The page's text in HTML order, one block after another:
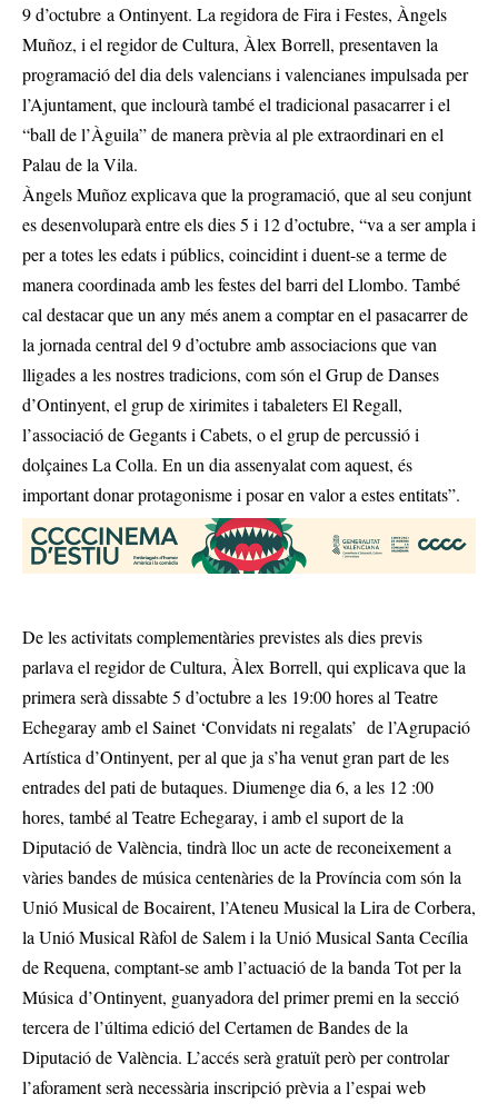
9 d’octubre a Ontinyent. La regidora de Fira i Festes, Àngels
Muñoz, i el regidor de Cultura, Àlex Borrell, presentaven la
programació del dia dels valencians i valencianes impulsada per
l’Ajuntament, que inclourà també el tradicional pasacarrer i el
“ball de l’Àguila” de manera prèvia al ple extraordinari en el
Palau de la Vila.
Àngels Muñoz explicava que la programació, que al seu conjunt
es desenvoluparà entre els dies 5 i 12 d’octubre, “va a ser ampla i
per a totes les edats i públics, coincidint i duent-se a terme de
manera coordinada amb les festes del barri del Llombo. També
cal destacar que un any més anem a comptar en el pasacarrer de
la jornada central del 9 d’octubre amb associacions que van
lligades a les nostres tradicions, com són el Grup de Danses
d’Ontinyent, el grup de xirimites i tabaleters El Regall,
l’associació de Gegants i Cabets, o el grup de percussió i
dolçaines La Colla. En un dia assenyalat com aquest, és
important donar protagonisme i posar en valor a estes entitats”.
De les activitats complementàries previstes als dies previs
parlava el regidor de Cultura, Àlex Borrell, qui explicava que la
primera serà dissabte 5 d’octubre a les 19:00 hores al Teatre
Echegaray amb el Sainet ‘Convidats ni regalats’ de l’Agrupació
Artística d’Ontinyent, per al que ja s’ha venut gran part de les
entrades del pati de butaques. Diumenge dia 6, a les 12 :00
hores, també al Teatre Echegaray, i amb el suport de la
Diputació de València, tindrà lloc un acte de reconeixement a
vàries bandes de música centenàries de la Província com són la
Unió Musical de Bocairent, l’Ateneu Musical la Lira de Corbera,
la Unió Musical Ràfol de Salem i la Unió Musical Santa Cecília
de Requena, comptant-se amb l’actuació de la banda Tot per la
Música d’Ontinyent, guanyadora del primer premi en la secció
tercera de l’última edició del Certamen de Bandes de la
Diputació de València. L’accés serà gratuït però per controlar
l’aforament serà necessària inscripció prèvia a l’espai web